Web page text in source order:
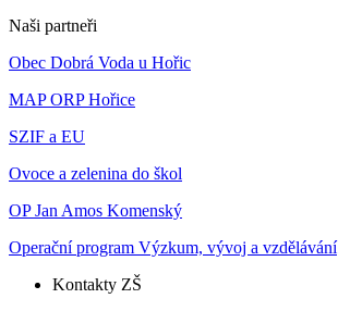
Naši partneři
Obec Dobrá Voda u Hořic
MAP ORP Hořice
SZIF a EU
Ovoce a zelenina do škol
OP Jan Amos Komenský
Operační program Výzkum, vývoj a vzdělávání
Kontakty ZŠ